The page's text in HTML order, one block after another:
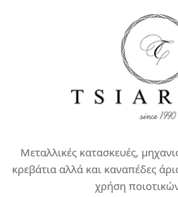
Μεταλλικές κατασκευές,
κρεβάτια αλλά και καναπέδες
χρήση